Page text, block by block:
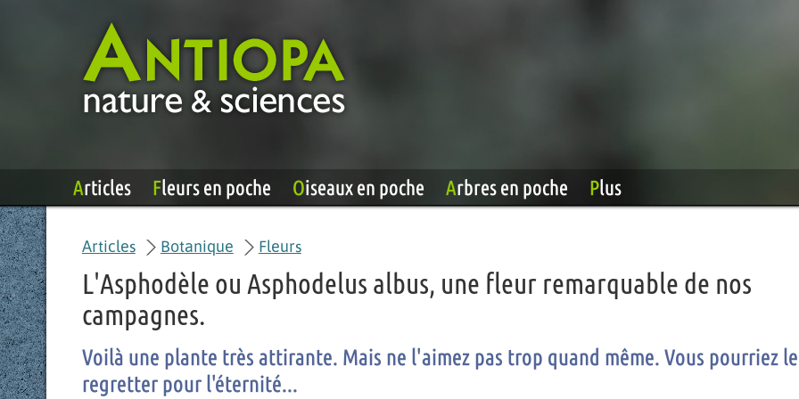
Articles Fleurs en poche Oiseaux en poche Arbres en poche Plus
Articles Botanique Fleurs
L'Asphodèle ou Asphodelus albus, une fleur remarquable de nos
campagnes.
Voilà une plante très attirante. Mais ne l'aimez pas trop quand même. Vous pourriez le
regretter pour l'éternité...